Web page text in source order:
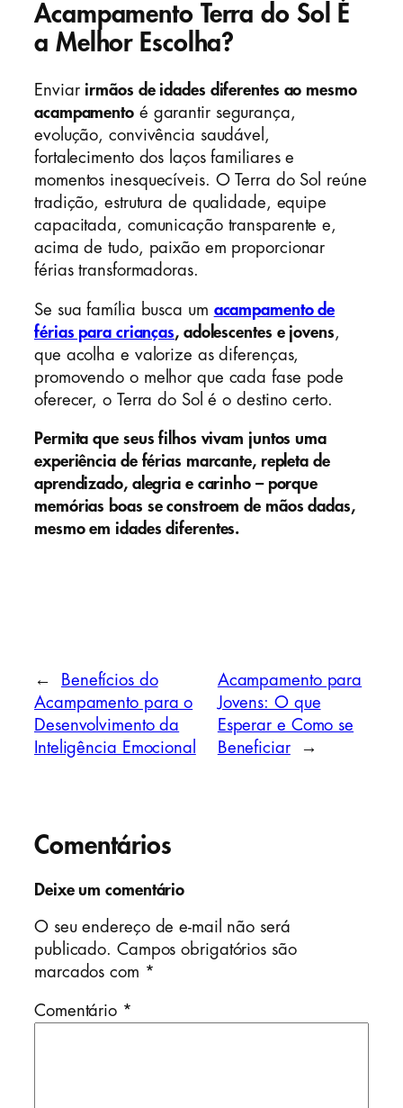
Acampamento Terra do Sol É
a Melhor Escolha?
Enviar irmãos de idades diferentes ao mesmo
acampamentoé garantir segurança,
evolução, convivência saudável,
fortalecimento dos laços familiares e
momentos inesquecíveis. O Terra do Sol reúne
tradição, estrutura de qualidade, equipe
capacitada, comunicação transparente e,
acima de tudo, paixão em proporcionar
férias transformadoras.
Se sua família busca um acampamento de
férias para crianças, adolescentes e jovens
que acolha e valorize as diferenças,
promovendo o melhor que cada fase pode
oferecer, o Terra do Sol é o destino certo.
Permita que seus filhos vivam juntos uma
experiência de férias marcante, repleta de
aprendizado, alegria e carinho – porque
memórias boas se constroem de mãos dadas,
mesmo em idades diferentes.
←
Benefícios do
Acampamento para o
Desenvolvimento da
Inteligência Emocional
Acampamento para
Jovens: O que
Esperar e Como se
Beneficiar
→
Comentários
Deixe um comentário
O seu endereço de e-mail não será
publicado. Campos obrigatórios são
marcados com *
Comentário *